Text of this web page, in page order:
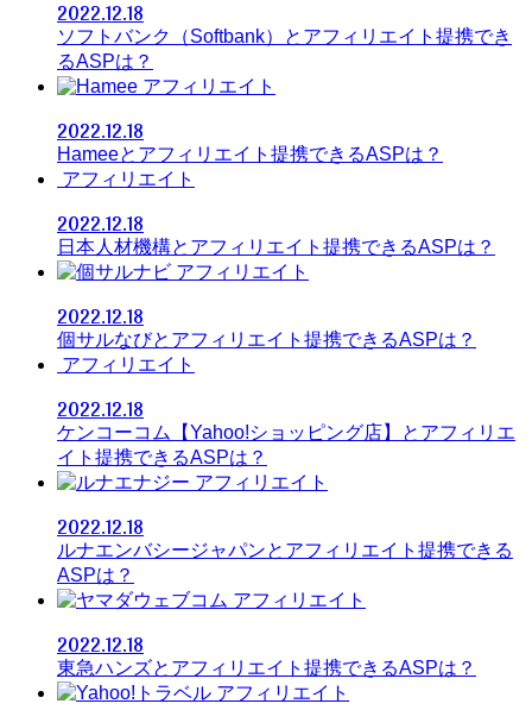
2022.12.18
ソフトバンク（Softbank）とアフィリエイト提携でき
るASPは？
アフィリエイト
2022.12.18
Hameeとアフィリエイト提携できるASPは？
アフィリエイト
2022.12.18
日本人材機構とアフィリエイト提携できるASPは？
アフィリエイト
2022.12.18
個サルなびとアフィリエイト提携できるASPは？
アフィリエイト
2022.12.18
ケンコーコム【Yahoo!ショッピング店】とアフィリエ
イト提携できるASPは？
アフィリエイト
2022.12.18
ルナエンバシージャパンとアフィリエイト提携できる
ASPは？
アフィリエイト
2022.12.18
東急ハンズとアフィリエイト提携できるASPは？
アフィリエイト